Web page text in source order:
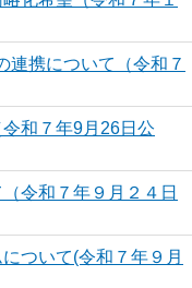
連携について（令和７
和７年9月26日公
令和７年９月２４日
ついて(令和７年９月